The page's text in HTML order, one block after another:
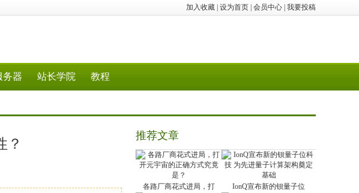
加入收藏 设为首页 会员中心 我要投稿
务器 站长学院 教程
？
推荐文章
各路厂商花式进局，打 IonQ宣布新的钡量子位